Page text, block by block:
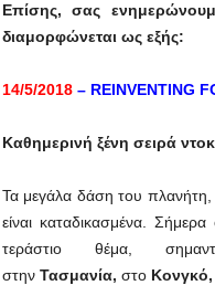
Επίσης, σας
διαμορφώνεται ως εξής:
14/5/2018 – REINVENTING
Καθημερινή ξένη σειρά
Τα μεγάλα δάση του πλανήτη,
είναι καταδικασμένα.
τεράστιο θέμα,
στην Τασμανία, στο Κονγκό,